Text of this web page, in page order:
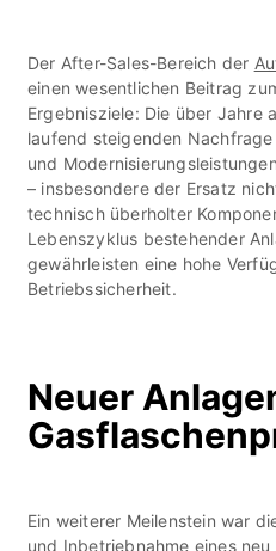
Der After-Sales-Bereich der
einen wesentlichen Beitrag
Ergebnisziele: Die über Jahre
laufend steigenden
und
– insbesondere der Ersatz
technisch überholter
Lebenszyklus bestehender
gewährleisten eine hohe
Betriebssicherheit.
Neuer
Ein weiterer Meilenstein war
und Inbetriebnahme eines